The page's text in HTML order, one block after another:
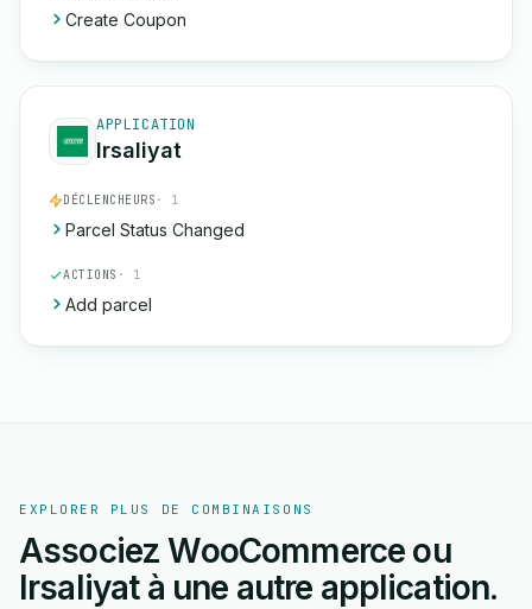
Create Coupon
APPLICATION
Irsaliyat
DÉCLENCHEURS · 1
Parcel Status Changed
ACTIONS · 1
Add parcel
EXPLORER PLUS DE COMBINAISONS
Associez WooCommerce ou
Irsaliyat à une autre application.